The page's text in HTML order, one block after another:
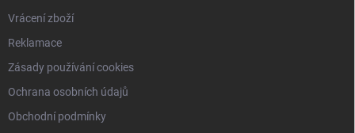
Vrácení zboží
Reklamace
Zásady používání cookies
Ochrana osobních údajů
Obchodní podmínky